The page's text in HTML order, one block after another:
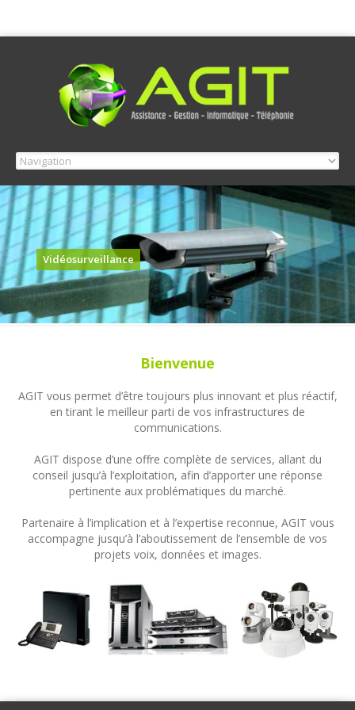
Vidéosurveillance
Bienvenue
AGIT vous permet d’être toujours plus innovant et plus réactif,
en tirant le meilleur parti de vos infrastructures de
communications.
AGIT dispose d’une offre complète de services, allant du
conseil jusqu’à l’exploitation, afin d’apporter une réponse
pertinente aux problématiques du marché.
Partenaire à l’implication et à l’expertise reconnue, AGIT vous
accompagne jusqu’à l’aboutissement de l’ensemble de vos
projets voix, données et images.